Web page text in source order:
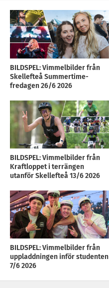
BILDSPEL: Vimmelbilder från
Skellefteå Summertime-
fredagen 26/6 2026
BILDSPEL: Vimmelbilder från
Kraftloppet i terrängen
utanför Skellefteå 13/6 2026
BILDSPEL: Vimmelbilder från
uppladdningen inför studenten
7/6 2026